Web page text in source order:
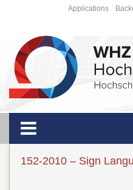
Applications
152-2010 – Sign